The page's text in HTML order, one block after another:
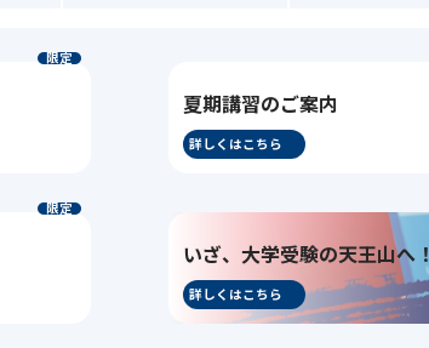
限定
夏期講習のご案内
詳しくはこちら
限定
いざ、大学受験の天王山へ！
詳しくはこちら